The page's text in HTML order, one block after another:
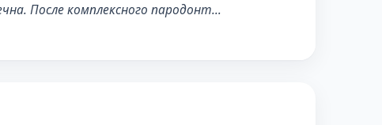
После комплексного пародонт…